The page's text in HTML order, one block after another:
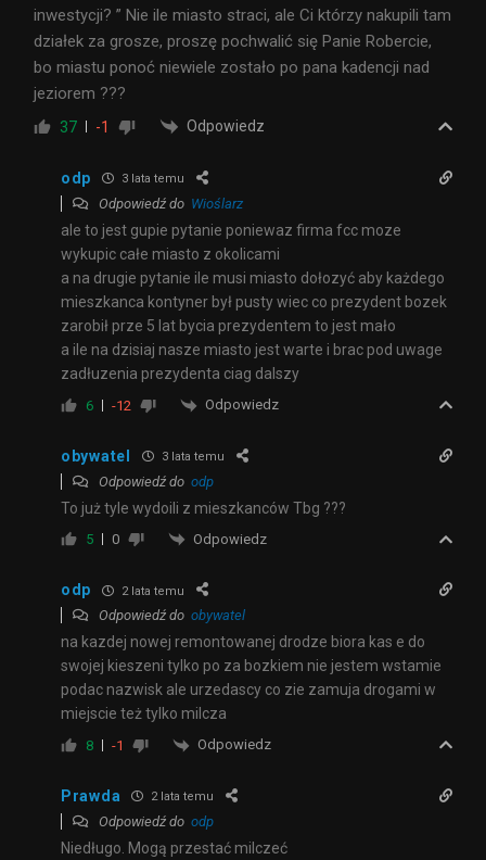
inwestycji? ” Nie ile miasto straci, ale Ci którzy nakupili tam
działek za grosze, proszę pochwalić się Panie Robercie,
bo miastu ponoć niewiele zostało po pana kadencji nad
jeziorem ???
37 -1 Odpowiedz
odp 3 lata temu
Odpowiedź do Wioślarz
ale to jest gupie pytanie poniewaz firma fcc moze
wykupic całe miasto z okolicami
a na drugie pytanie ile musi miasto dołozyć aby każdego
mieszkanca kontyner był pusty wiec co prezydent bozek
zarobił prze 5 lat bycia prezydentem to jest mało
a ile na dzisiaj nasze miasto jest warte i brac pod uwage
zadłuzenia prezydenta ciag dalszy
6 -12 Odpowiedz
obywatel 3 lata temu
Odpowiedź do odp
To już tyle wydoili z mieszkanców Tbg ???
5 0 Odpowiedz
odp 2 lata temu
Odpowiedź do obywatel
na kazdej nowej remontowanej drodze biora kas e do
swojej kieszeni tylko po za bozkiem nie jestem wstamie
podac nazwisk ale urzedascy co zie zamuja drogami w
miejscie też tylko milcza
8 -1 Odpowiedz
Prawda 2 lata temu
Odpowiedź do odp
Niedługo. Mogą przestać milczeć